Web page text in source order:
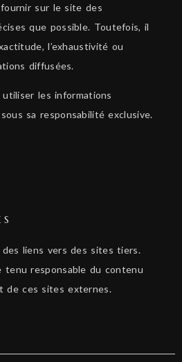
fournir sur le site des
que possible. Toutefois, il
l’exhaustivité ou
diffusées.
utiliser les informations
sa responsabilité exclusive.
liens vers des sites tiers.
tenu responsable du contenu
de ces sites externes.